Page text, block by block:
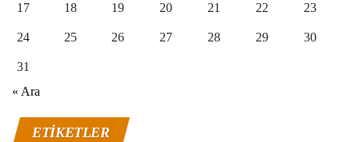
17 18 19 20 21 22 23
24 25 26 27 28 29 30
31
« Ara
ETIKETLER